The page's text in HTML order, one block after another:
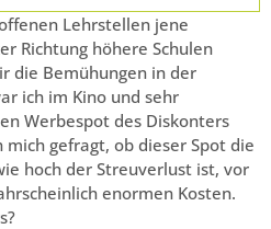
Lehrstellen jene
Richtung höhere Schulen
die Bemühungen in der
ich im Kino und sehr
Werbespot des Diskonters
gefragt, ob dieser Spot die
hoch der Streuverlust ist, vor
enormen Kosten.